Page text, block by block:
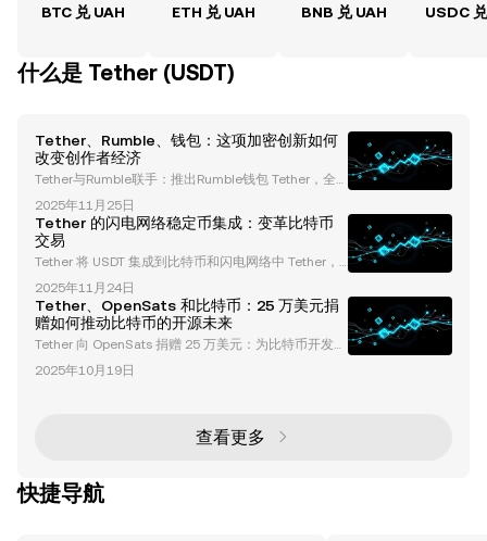
BTC 兑 UAH ETH 兑 UAH BNB 兑 UAH USDC
什么是 Tether (USDT)
Tether、Rumble、钱包：这项加密创新如何
改变创作者经济
Tether与Rumble联手：推出Rumble钱包 Tether，全
球加密货币领域的领导者，与快速增长的视频流媒体平
台Rumble合作，推出了 Rumble钱包 ——一款尖端的
非托管加密货币钱包。这一合作旨在通过为内容创作者
及其观众提供无缝、低成本和无国界的支付方式，彻底
改变创作者经济。 在本文中，我们将深入探讨Rumble
钱包的功能、优势及其更广泛的影响，以及它如何重新
定义创作者的内容变现方式
2025年11月25日
Tether 的闪电网络稳定币集成：变革比特币
交易
Tether 将 USDT 集成到比特币和闪电网络中 Tether，
全球最广泛使用的稳定币 USDT 的发行方，正在通过将
其稳定币集成到比特币生态系统中，彻底改变加密货币
领域。这一战略举措利用了闪电网络和 Taproot Asset
s 协议，将比特币的去中心化和安全性与闪电网络的速
度和可扩展性相结合。这一集成有望重新定义稳定币的
实用性，实现高速、低成本的交易，并扩展比特币作为
2025年11月24日
Tether、OpenSats 和比特币：25 万美元捐
赠如何推动比特币的开源未来
Tether 向 OpenSats 捐赠 25 万美元：为比特币开发注
入动力 Tether，这家加密货币行业的领军企业，以向
OpenSats 捐赠 25 万美元而引发热议。OpenSats 是
特币及更广泛的去中心化生态系统的承诺。那么，这对
比特币的未来意味着什么？又如何反映出加密货
2025年10月19日
查看更多
快捷导航